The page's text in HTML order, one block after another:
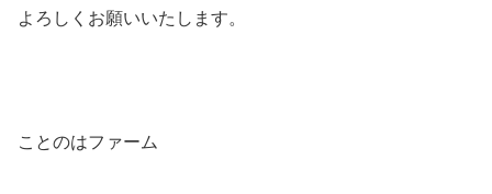
よろしくお願いいたします。
ことのはファーム